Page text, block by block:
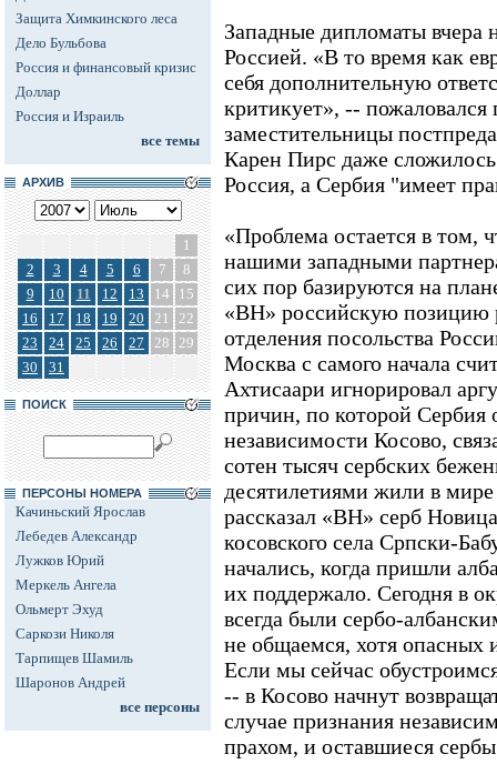
Защита Химкинского леса
Дело Бульбова
Россия и финансовый кризис
Доллар
Россия и Израиль
все темы
АРХИВ
1
2
3 4 5 6 7
8
9
10 11 12 13 14
15
16
17 18 19 20 21
22
23
24 25 26 27 28 29
30
31
ПОИСК
ПЕРСОНЫ НОМЕРА
Качиньский Ярослав
Лебедев Александр
Лужков Юрий
Меркель Ангела
Ольмерт Эхуд
Саркози Николя
Тарпищев Шамиль
Шаронов Андрей
все персоны
Западные дипломаты вчера
Россией. «В то время как
себя дополнительную
критикует», --
заместительницы
Карен Пирс даже сложилось
Россия, а Сербия "имеет
«Проблема остается в том,
нашими западными
сих пор базируются на
«ВН» российскую позицию
отделения посольства
Москва с самого начала
Ахтисаари игнорировал
причин, по которой Сербия
независимости Косово,
сотен тысяч сербских
десятилетиями жили в
рассказал «ВН» серб
косовского села Српски-
начались, когда пришли
их поддержало. Сегодня в
всегда были сербо-
не общаемся, хотя опасных
Если мы сейчас
-- в Косово начнут
случае признания
прахом, и оставшиеся